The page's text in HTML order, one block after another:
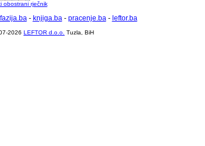
obostrani rječnik
- knjiga.ba- pracenje.ba- leftor.ba
2026 LEFTOR d.o.o. Tuzla, BiH